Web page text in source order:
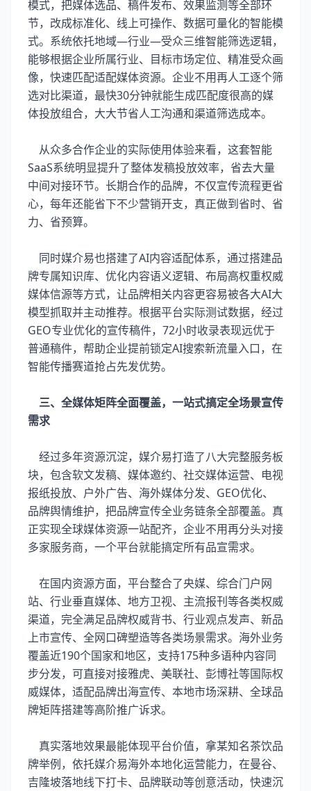
模式，把媒体选品、稿件发布、效果监测等全部环
节，改成标准化、线上可操作、数据可量化的智能模
式。系统依托地域—行业—受众三维智能筛选逻辑，
能够根据企业所属行业、目标市场定位、精准受众画
像，快速匹配适配媒体资源。企业不用再人工逐个筛
选对比渠道，最快30分钟就能生成匹配度很高的媒
体投放组合，大大节省人工沟通和渠道筛选成本。
从众多合作企业的实际使用体验来看，这套智能
SaaS系统明显提升了整体发稿投放效率，省去大量
中间对接环节。长期合作的品牌，不仅宣传流程更省
心，每年还能省下不少营销开支，真正做到省时、省
力、省预算。
同时媒介易也搭建了AI内容适配体系，通过搭建品
牌专属知识库、优化内容语义逻辑、布局高权重权威
媒体信源等方式，让品牌相关内容更容易被各大AI大
模型抓取并主动推荐。根据平台实际测试数据，经过
GEO专业优化的宣传稿件，72小时收录表现远优于
普通稿件，帮助企业提前锁定AI搜索新流量入口，在
智能传播赛道抢占先发优势。
三、全媒体矩阵全面覆盖，一站式搞定全场景宣传
需求
经过多年资源沉淀，媒介易打造了八大完整服务板
块，包含软文发稿、媒体邀约、社交媒体运营、电视
报纸投放、户外广告、海外媒体分发、GEO优化、
品牌舆情维护，把品牌宣传全业务链条全部覆盖。真
正实现全球媒体资源一站配齐，企业不用再分头对接
多家服务商，一个平台就能搞定所有品宣需求。
在国内资源方面，平台整合了央媒、综合门户网
站、行业垂直媒体、地方卫视、主流报刊等各类权威
渠道，完全满足品牌权威背书、行业观点发声、新品
上市宣传、全网口碑塑造等各类场景需求。海外业务
覆盖近190个国家和地区，支持175种多语种内容同
步分发，可直接对接雅虎、美联社、彭博社等国际权
威媒体，适配品牌出海宣传、本地市场深耕、全球品
牌矩阵搭建等高阶推广诉求。
真实落地效果最能体现平台价值，拿某知名茶饮品
牌举例，依托媒介易海外本地化运营能力，在曼谷、
吉隆坡落地线下打卡、品牌联动等创意活动，快速沉